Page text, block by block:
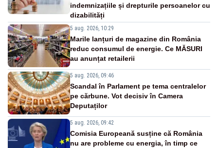
indemnizațiile și drepturile persoanelor cu
dizabilități
5 aug. 2026, 10:29
Marile lanțuri de magazine din România
reduc consumul de energie. Ce MĂSURI
au anunțat retailerii
5 aug. 2026, 09:46
Scandal în Parlament pe tema centralelor
pe cărbune. Vot decisiv în Camera
Deputaților
5 aug. 2026, 09:42
Comisia Europeană susține că România
nu are probleme cu energia, în timp ce